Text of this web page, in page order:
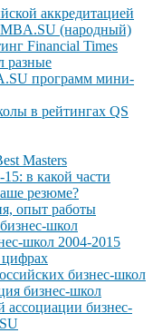
аккредитацией
(народный)
Financial Times
разные
программ мини-
в рейтингах QS
Masters
в какой части
резюме?
опыт работы
школ
школ 2004-2015
цифрах
бизнес-школ
бизнес-школ
ассоциации бизнес-